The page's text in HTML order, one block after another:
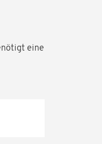
eine